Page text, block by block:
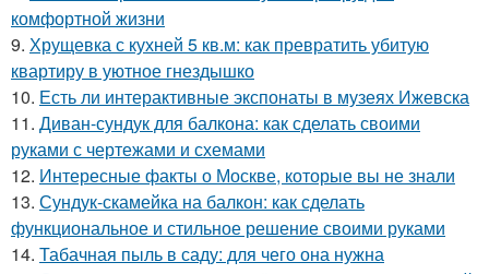
комфортной жизни
9. Хрущевка с кухней 5 кв.м: как превратить убитую
квартиру в уютное гнездышко
10. Есть ли интерактивные экспонаты в музеях Ижевска
11. Диван-сундук для балкона: как сделать своими
руками с чертежами и схемами
12. Интересные факты о Москве, которые вы не знали
13. Сундук-скамейка на балкон: как сделать
функциональное и стильное решение своими руками
14. Табачная пыль в саду: для чего она нужна